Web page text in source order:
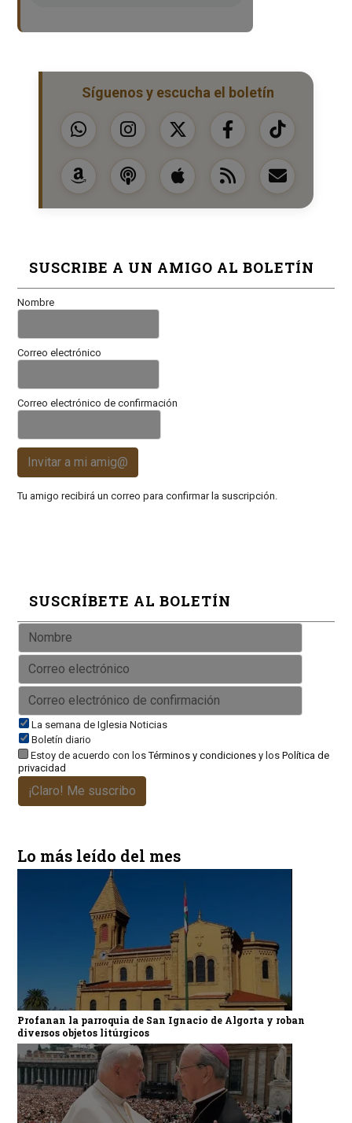
Síguenos y escucha el boletín
SUSCRIBE A UN AMIGO AL BOLETÍN
Nombre
Correo electrónico
Correo electrónico de confirmación
Invitar a mi amig@
Tu amigo recibirá un correo para confirmar la suscripción.
SUSCRÍBETE AL BOLETÍN
La semana de Iglesia Noticias
Boletín diario
Estoy de acuerdo con losTérminos y condicionesy los Política de
privacidad
¡Claro! Me suscribo
Lo más leído del mes
Profanan la parroquia de San Ignacio de Algorta y roban
diversos objetos litúrgicos